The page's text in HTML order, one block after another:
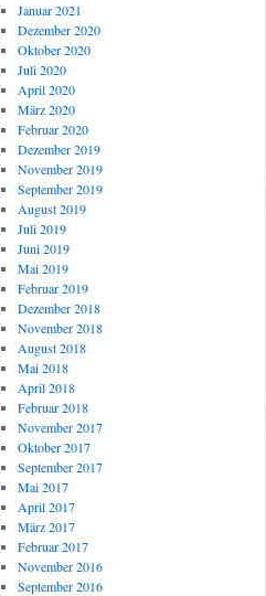
Januar 2021
Dezember 2020
Oktober 2020
Juli 2020
April 2020
März 2020
Februar 2020
Dezember 2019
November 2019
September 2019
August 2019
Juli 2019
Juni 2019
Mai 2019
Februar 2019
Dezember 2018
November 2018
August 2018
Mai 2018
April 2018
Februar 2018
November 2017
Oktober 2017
September 2017
Mai 2017
April 2017
März 2017
Februar 2017
November 2016
September 2016